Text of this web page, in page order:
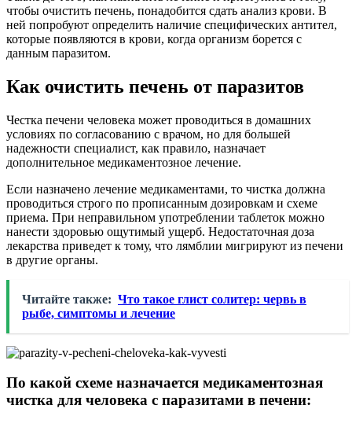
чтобы очистить печень, понадобится сдать анализ крови. В
ней попробуют определить наличие специфических антител,
которые появляются в крови, когда организм борется с
данным паразитом.
Как очистить печень от паразитов
Честка печени человека может проводиться в домашних
условиях по согласованию с врачом, но для большей
надежности специалист, как правило, назначает
дополнительное медикаментозное лечение.
Если назначено лечение медикаментами, то чистка должна
проводиться строго по прописанным дозировкам и схеме
приема. При неправильном употреблении таблеток можно
нанести здоровью ощутимый ущерб. Недостаточная доза
лекарства приведет к тому, что лямблии мигрируют из печени
в другие органы.
Читайте также: Что такое глист солитер: червь в
рыбе, симптомы и лечение
По какой схеме назначается медикаментозная
чистка для человека с паразитами в печени: